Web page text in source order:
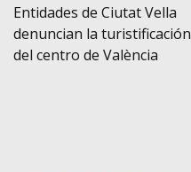
Entidades de Ciutat Vella
denuncian la turistificación
del centro de València